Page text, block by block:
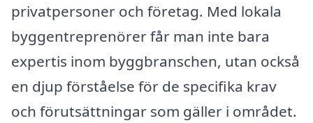
privatpersoner och företag. Med lokala
byggentreprenörer får man inte bara
expertis inom byggbranschen, utan också
en djup förståelse för de specifika krav
och förutsättningar som gäller i området.